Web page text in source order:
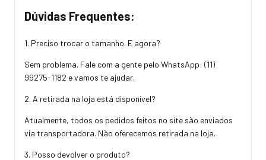
Dúvidas Frequentes:
1. Preciso trocar o tamanho. E agora?
Sem problema. Fale com a gente pelo WhatsApp: (11)
99275-1182 e vamos te ajudar.
2. A retirada na loja está disponível?
Atualmente, todos os pedidos feitos no site são enviados
via transportadora. Não oferecemos retirada na loja.
3. Posso devolver o produto?